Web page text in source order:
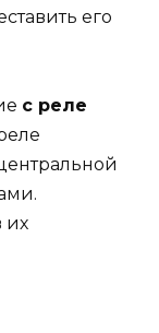
его
с реле
их